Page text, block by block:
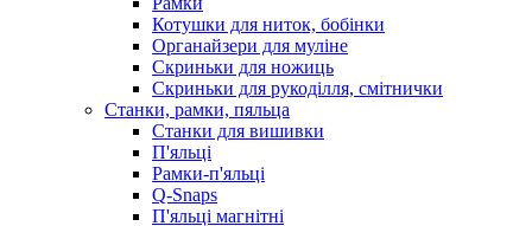
Котушки для ниток, бобінки
Органайзери для муліне
Скриньки для ножиць
Скриньки для рукоділля, смітнички
Станки, рамки, пяльца
Станки для вишивки
П'яльці
Рамки-п'яльці
Q-Snaps
П'яльці магнітні